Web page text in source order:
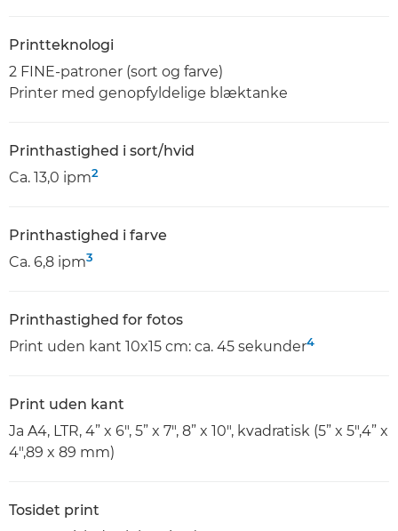
Printteknologi
2 FINE-patroner (sort og farve)
Printer med genopfyldelige blæktanke
Printhastighed i sort/hvid
Ca. 13,0 ipm2
Printhastighed i farve
Ca. 6,8 ipm3
Printhastighed for fotos
Print uden kant 10x15 cm: ca. 45 sekunder4
Print uden kant
Ja A4, LTR, 4” x 6", 5” x 7", 8” x 10", kvadratisk (5” x 5",4” x
4",89 x 89 mm)
Tosidet print